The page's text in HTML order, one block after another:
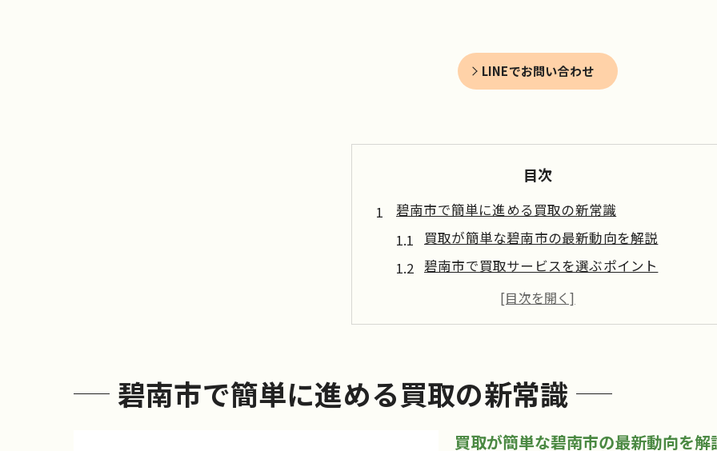
LINEでお問い合わせ
目次
碧南市で簡単に進める買取の新常識
買取が簡単な碧南市の最新動向を解説
碧南市で買取サービスを選ぶポイント
リサイクルショップと買取の違いを知る
碧南市の買取簡単化の裏側と特徴
買取を楽にしたいなら碧南市の方法で
手間なく進む碧南市の買取活用法
買取簡単な業者選びのコツを紹介
碧南市で簡単に進める買取の新常識
買取が簡単な碧南市の最新動向を解